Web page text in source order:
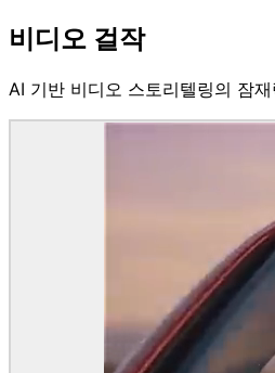
비디오 걸작
AI 기반 비디오 스토리텔링의 잠